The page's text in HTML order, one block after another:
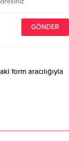
form aracılığıyla